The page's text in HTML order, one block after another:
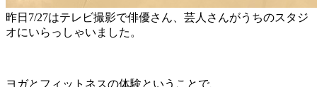
昨日7/27はテレビ撮影で俳優さん、芸人さんがうちのスタジ
オにいらっしゃいました。
ヨガとフィットネスの体験ということで、